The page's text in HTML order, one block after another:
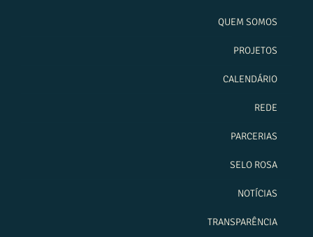
QUEM SOMOS
PROJETOS
CALENDÁRIO
REDE
PARCERIAS
SELO ROSA
NOTÍCIAS
TRANSPARÊNCIA